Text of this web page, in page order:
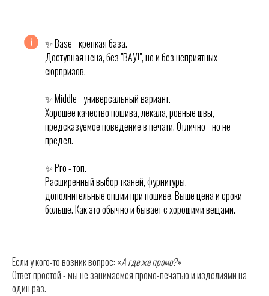
✨ Base - крепкая база.
Доступная цена, без "ВАУ!", но и без неприятных
сюрпризов.
✨ Middle - универсальный вариант.
Хорошее качество пошива, лекала, ровные швы,
предсказуемое поведение в печати. Отлично - но не
предел.
✨ Pro - топ.
Расширенный выбор тканей, фурнитуры,
дополнительные опции при пошиве. Выше цена и сроки
больше. Как это обычно и бывает с хорошими вещами.
Если у кого-то возник вопрос: «А где же промо?»
Ответ простой - мы не занимаемся промо-печатью и изделиями на
один раз.